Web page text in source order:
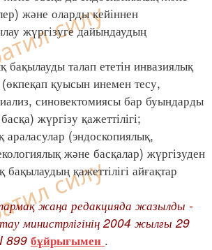
және оларды кейіннен
жүргізуге дайындаудың
талап ететін инвазиялық
қуысын инемен тесу,
синовектомиясы бар буындарды
жүргізу қажеттілігі;
(эндоскопиялық,
және басқалар) жүргізуден
қажеттілігі айғақтар
жаңа редакцияда жазылды -
министрлігінің 2004 жылғы 29
899 бұйрығымен .